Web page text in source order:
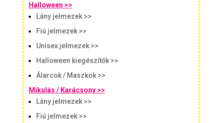
Halloween >>
Lány jelmezek >>
Fiú jelmezek >>
Unisex jelmezek >>
Halloween kiegészítők >>
Álarcok / Maszkok >>
Mikulás / Karácsony >>
Lány jelmezek >>
Fiú jelmezek >>